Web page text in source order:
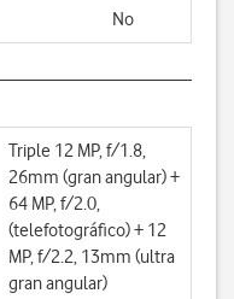
No
Triple 12 MP, f/1.8,
26mm (gran angular) +
64 MP, f/2.0,
(telefotográfico) + 12
MP, f/2.2, 13mm (ultra
gran angular)